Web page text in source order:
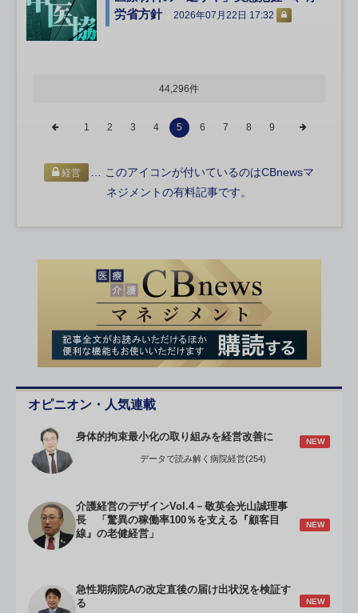
労省方針
2026年07月22日 17:32
44,296件
1 2 3 4 5 6 7 8 9
経営
… このアイコンが付いているのはCBnewsマ
ネジメントの有料記事です。
オピニオン・人気連載
身体的拘束最小化の取り組みを経営改善に NEW
データで読み解く病院経営(254)
介護経営のデザインVol.4－敬英会光山誠理事
長 「驚異の稼働率100％を支える『顧客目
線』の老健経営」
NEW
急性期病院Aの改定直後の届け出状況を検証す
る
NEW